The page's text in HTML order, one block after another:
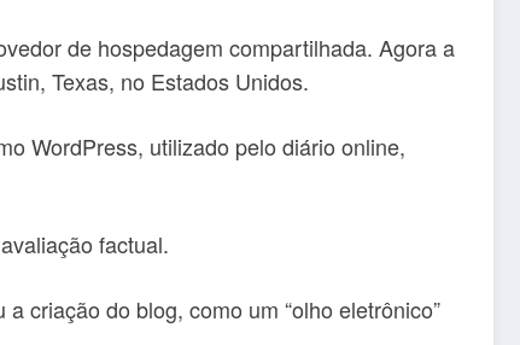
de hospedagem compartilhada. Agora a
Texas, no Estados Unidos.
WordPress, utilizado pelo diário online,
factual.
criação do blog, como um “olho eletrônico”